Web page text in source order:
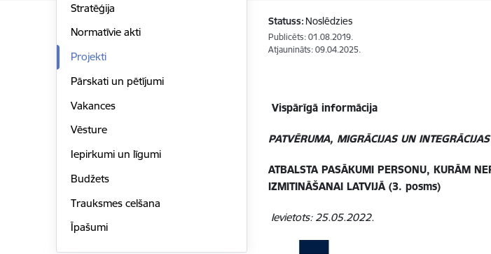
Stratēģija
Normatīvie akti
Projekti
Pārskati un pētījumi
Vakances
Vēsture
Iepirkumi un līgumi
Budžets
Trauksmes celšana
Īpašumi
Statuss: Noslēdzies
Publicēts: 01.08.2019.
Atjaunināts: 09.04.2025.
Vispārīgā informācija
PATVĒRUMA, MIGRĀCIJAS UN
ATBALSTA PASĀKUMI PERSONU, KURĀM
IZMITINĀŠANAI LATVIJĀ (3. posms)
Ievietots: 25.05.2022.